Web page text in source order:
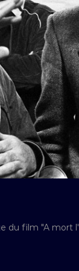
du film "A mort